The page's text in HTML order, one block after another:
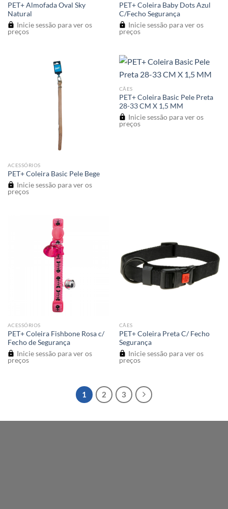
PET+ Almofada Oval Sky
Natural
Inicie sessão para ver os
preços
PET+ Coleira Baby Dots Azul
C/Fecho Segurança
Inicie sessão para ver os
preços
ACESSÓRIOS
PET+ Coleira Basic Pele Bege
Inicie sessão para ver os
preços
CÃES
PET+ Coleira Basic Pele Preta
28-33 CM X 1,5 MM
Inicie sessão para ver os
preços
ACESSÓRIOS
PET+ Coleira Fishbone Rosa c/
Fecho de Segurança
Inicie sessão para ver os
preços
CÃES
PET+ Coleira Preta C/ Fecho
Segurança
Inicie sessão para ver os
preços
1 2 3